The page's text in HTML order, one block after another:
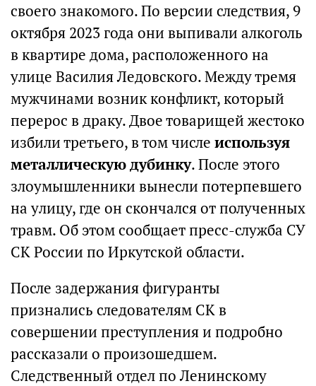
своего знакомого. По версии следствия, 9
октября 2023 года они выпивали алкоголь
в квартире дома, расположенного на
улице Василия Ледовского. Между тремя
мужчинами возник конфликт, который
перерос в драку. Двое товарищей жестоко
избили третьего, в том числе используя
металлическую дубинку. После этого
злоумышленники вынесли потерпевшего
на улицу, где он скончался от полученных
травм. Об этом сообщает пресс-служба СУ
СК России по Иркутской области.
После задержания фигуранты
признались следователям СК в
совершении преступления и подробно
рассказали о произошедшем.
Следственный отдел по Ленинскому